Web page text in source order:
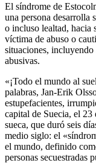
El síndrome de
una persona desarrolla
o incluso lealtad, hacia
víctima de abuso o
situaciones,
abusivas.
«¡Todo el mundo al
palabras, Jan-Erik
estupefacientes,
capital de Suecia, el 23
sueca, que duró seis
medio siglo: el
el mundo, definido
personas secuestradas